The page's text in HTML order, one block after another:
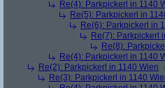
Re(4): Parkpickerl in 1140
Re(5): Parkpickerl in
Re(6): Parkpickerl in
Re(7): Parkpickerl
Re(8):
Re(4): Parkpickerl in 1140
Re(2): Parkpickerl in 1140 Wien
Re(3): Parkpickerl in 1140